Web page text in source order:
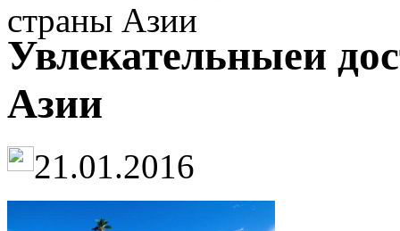
страны Азии
Увлекательныеи
Азии
21.01.2016